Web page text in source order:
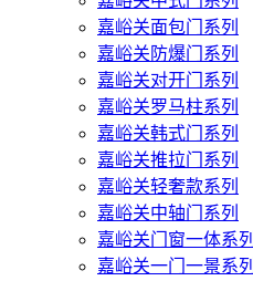
嘉峪关面包门系列
嘉峪关防爆门系列
嘉峪关对开门系列
嘉峪关罗马柱系列
嘉峪关韩式门系列
嘉峪关推拉门系列
嘉峪关轻奢款系列
嘉峪关中轴门系列
嘉峪关门窗一体系列
嘉峪关一门一景系列